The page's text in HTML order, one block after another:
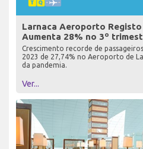
Larnaca Aeroporto Registo
Aumenta 28% no 3º
Crescimento recorde de
2023 de 27,74% no Aeroporto de
da pandemia.
Ver...